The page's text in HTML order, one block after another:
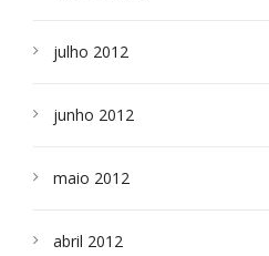
julho 2012
junho 2012
maio 2012
abril 2012